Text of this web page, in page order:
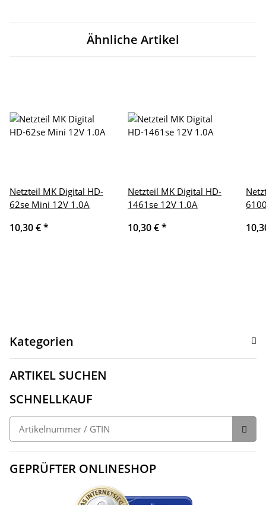
Ähnliche Artikel
Netzteil MK Digital HD-
62se Mini 12V 1.0A
10,30 €*
Netzteil MK Digital HD-
1461se 12V 1.0A
10,30 €*
Kategorien
ARTIKEL SUCHEN
SCHNELLKAUF
GEPRÜFTER ONLINESHOP